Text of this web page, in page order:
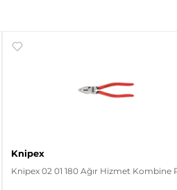
Knipex
Knipex 02 01 180 Ağır Hizmet Kombine